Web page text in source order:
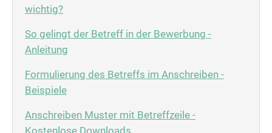
wichtig?
So gelingt der Betreff in der Bewerbung -
Anleitung
Formulierung des Betreffs im Anschreiben -
Beispiele
Anschreiben Muster mit Betreffzeile -
Kostenlose Downloads